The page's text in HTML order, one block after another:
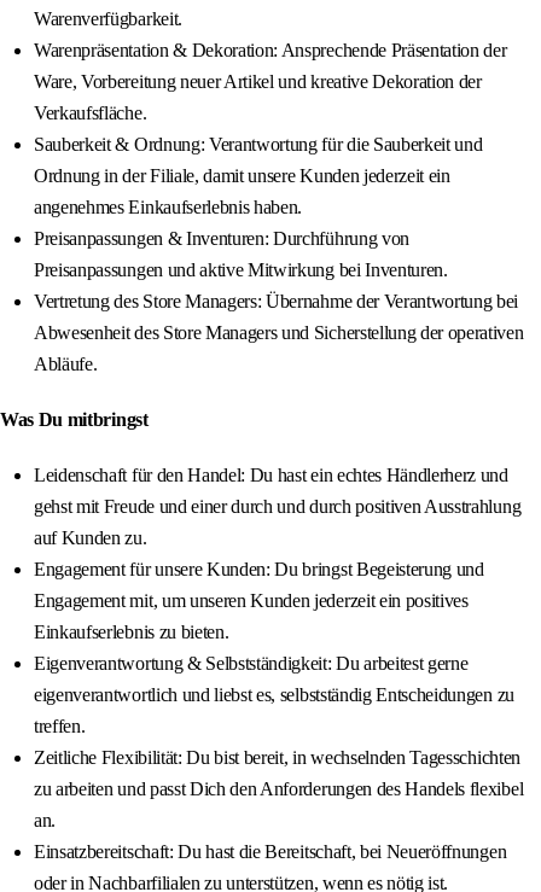
Warenverfügbarkeit.
Warenpräsentation & Dekoration: Ansprechende Präsentation der
Ware, Vorbereitung neuer Artikel und kreative Dekoration der
Verkaufsfläche.
Sauberkeit & Ordnung: Verantwortung für die Sauberkeit und
Ordnung in der Filiale, damit unsere Kunden jederzeit ein
angenehmes Einkaufserlebnis haben.
Preisanpassungen & Inventuren: Durchführung von
Preisanpassungen und aktive Mitwirkung bei Inventuren.
Vertretung des Store Managers: Übernahme der Verantwortung bei
Abwesenheit des Store Managers und Sicherstellung der operativen
Abläufe.
Was Du mitbringst
Leidenschaft für den Handel: Du hast ein echtes Händlerherz und
gehst mit Freude und einer durch und durch positiven Ausstrahlung
auf Kunden zu.
Engagement für unsere Kunden: Du bringst Begeisterung und
Engagement mit, um unseren Kunden jederzeit ein positives
Einkaufserlebnis zu bieten.
Eigenverantwortung & Selbstständigkeit: Du arbeitest gerne
eigenverantwortlich und liebst es, selbstständig Entscheidungen zu
treffen.
Zeitliche Flexibilität: Du bist bereit, in wechselnden Tagesschichten
zu arbeiten und passt Dich den Anforderungen des Handels flexibel
an.
Einsatzbereitschaft: Du hast die Bereitschaft, bei Neueröffnungen
oder in Nachbarfilialen zu unterstützen, wenn es nötig ist.